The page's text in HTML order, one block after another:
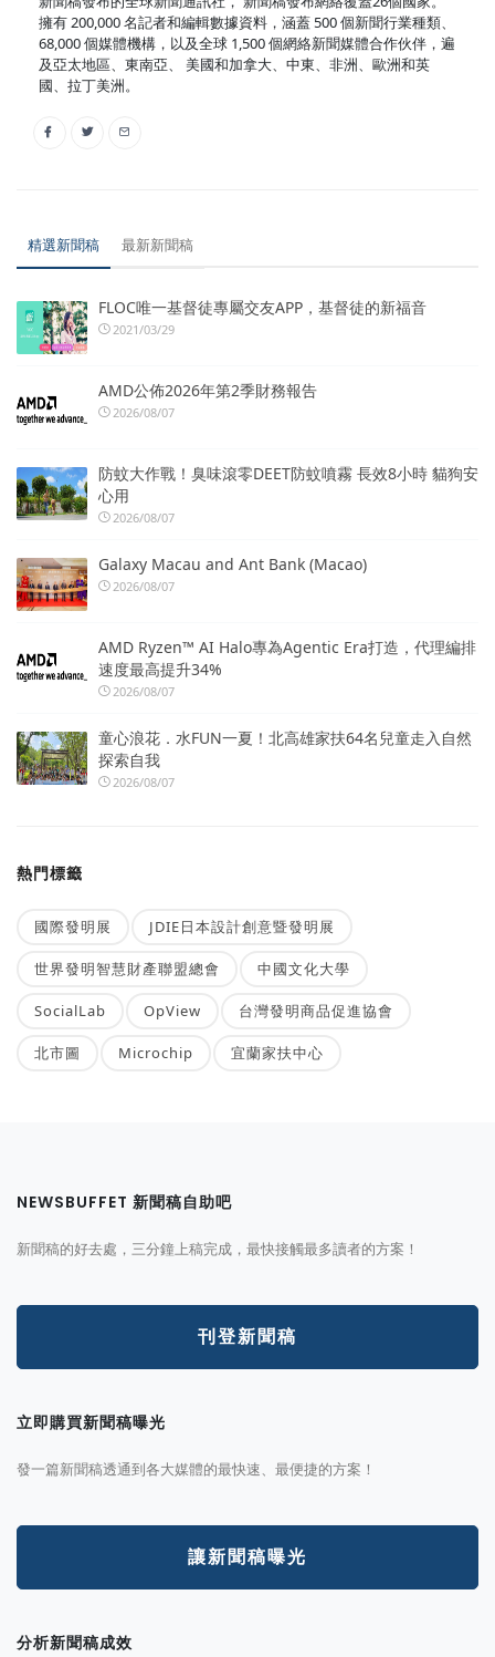
擁有 200,000 名記者和編輯數據資料，涵蓋 500 個新聞行業種類、
68,000 個媒體機構，以及全球 1,500 個網絡新聞媒體合作伙伴，遍
及亞太地區、東南亞、 美國和加拿大、中東、非洲、歐洲和英
國、拉丁美洲。
精選新聞稿 最新新聞稿
FLOC唯一基督徒專屬交友APP，基督徒的新福音
2021/03/29
AMD公佈2026年第2季財務報告
2026/08/07
防蚊大作戰！臭味滾零DEET防蚊噴霧 長效8小時 貓狗安
心用
2026/08/07
Galaxy Macau and Ant Bank (Macao)
2026/08/07
AMD Ryzen™ AI Halo專為Agentic Era打造，代理編排
速度最高提升34%
2026/08/07
童心浪花．水FUN一夏！北高雄家扶64名兒童走入自然
探索自我
2026/08/07
熱門標籤
國際發明展 JDIE日本設計創意暨發明展
世界發明智慧財產聯盟總會 中國文化大學
SocialLab OpView 台灣發明商品促進協會
北市圖 Microchip 宜蘭家扶中心
NEWSBUFFET 新聞稿自助吧
新聞稿的好去處，三分鐘上稿完成，最快接觸最多讀者的方案！
刊登新聞稿
立即購買新聞稿曝光
發一篇新聞稿透通到各大媒體的最快速、最便捷的方案！
讓新聞稿曝光
分析新聞稿成效